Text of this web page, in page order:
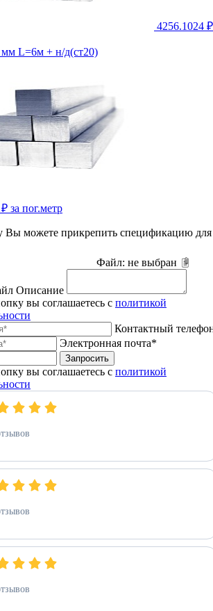
4256.1024 ₽
мм L=6м + н/д(ст20)
₽ за пог.метр
Вы можете прикрепить спецификацию для
Файл: не выбран
Описание
вы соглашаетесь с политикой
Контактный
Электронная почта*
Запросить
вы соглашаетесь с политикой